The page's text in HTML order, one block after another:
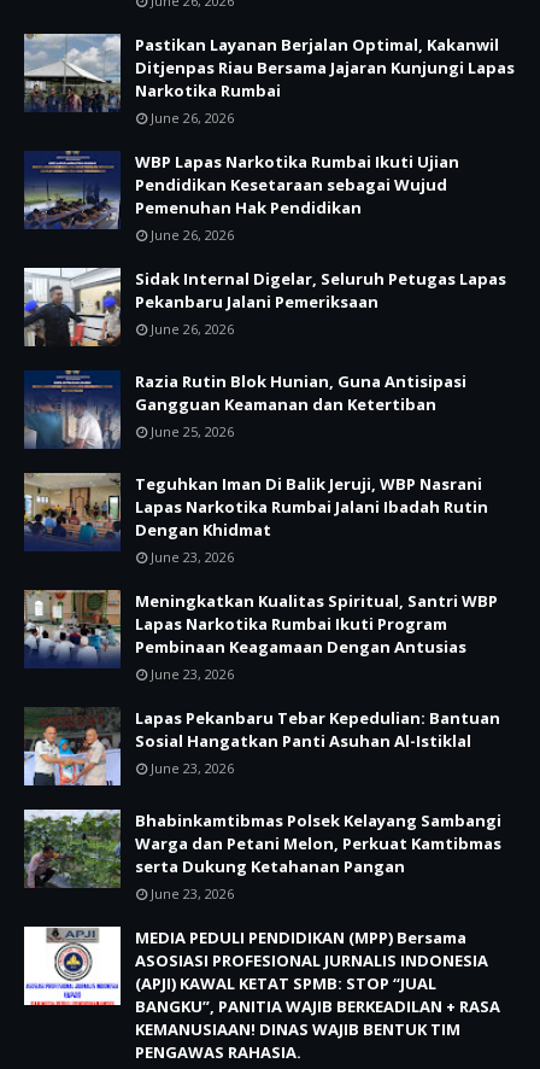
Pastikan Layanan Berjalan Optimal, Kakanwil
Ditjenpas Riau Bersama Jajaran Kunjungi Lapas
Narkotika Rumbai
June 26, 2026
WBP Lapas Narkotika Rumbai Ikuti Ujian
Pendidikan Kesetaraan sebagai Wujud
Pemenuhan Hak Pendidikan
June 26, 2026
Sidak Internal Digelar, Seluruh Petugas Lapas
Pekanbaru Jalani Pemeriksaan
June 26, 2026
Razia Rutin Blok Hunian, Guna Antisipasi
Gangguan Keamanan dan Ketertiban
June 25, 2026
Teguhkan Iman Di Balik Jeruji, WBP Nasrani
Lapas Narkotika Rumbai Jalani Ibadah Rutin
Dengan Khidmat
June 23, 2026
Meningkatkan Kualitas Spiritual, Santri WBP
Lapas Narkotika Rumbai Ikuti Program
Pembinaan Keagamaan Dengan Antusias
June 23, 2026
Lapas Pekanbaru Tebar Kepedulian: Bantuan
Sosial Hangatkan Panti Asuhan Al-Istiklal
June 23, 2026
Bhabinkamtibmas Polsek Kelayang Sambangi
Warga dan Petani Melon, Perkuat Kamtibmas
serta Dukung Ketahanan Pangan
June 23, 2026
MEDIA PEDULI PENDIDIKAN (MPP) Bersama
ASOSIASI PROFESIONAL JURNALIS INDONESIA
(APJI) KAWAL KETAT SPMB: STOP “JUAL
BANGKU”, PANITIA WAJIB BERKEADILAN + RASA
KEMANUSIAAN! DINAS WAJIB BENTUK TIM
PENGAWAS RAHASIA.